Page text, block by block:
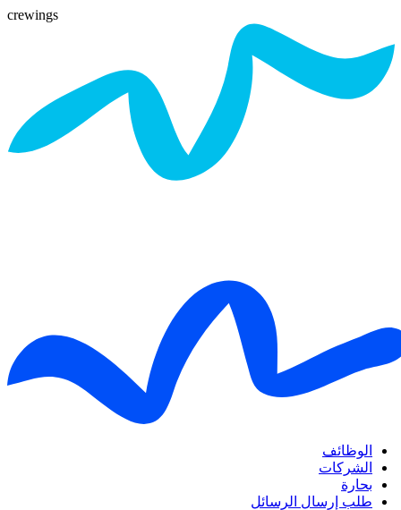
crewings
الوظائف
الشركات
بحارة
طلب إرسال الرسائل